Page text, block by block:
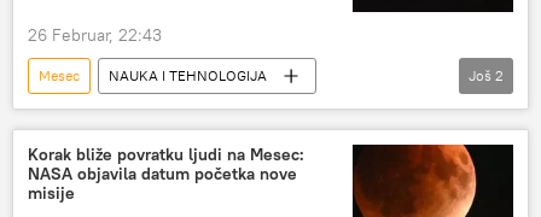
26 Februar, 22:43
Mesec
NAUKA I TEHNOLOGIJA
Nauka i tehnologija
Društvo
Još 2
Korak bliže povratku ljudi na Mesec:
NASA objavila datum početka nove
misije